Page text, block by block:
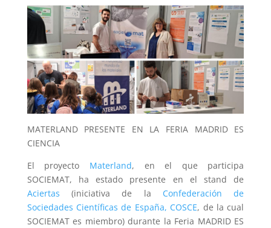
MATERLAND PRESENTE EN LA FERIA MADRID ES
CIENCIA
El proyecto Materland, en el que participa
SOCIEMAT, ha estado presente en el stand de
Aciertas (iniciativa de la Confederación de
Sociedades Científicas de España, COSCE, de la cual
SOCIEMAT es miembro) durante la Feria MADRID ES